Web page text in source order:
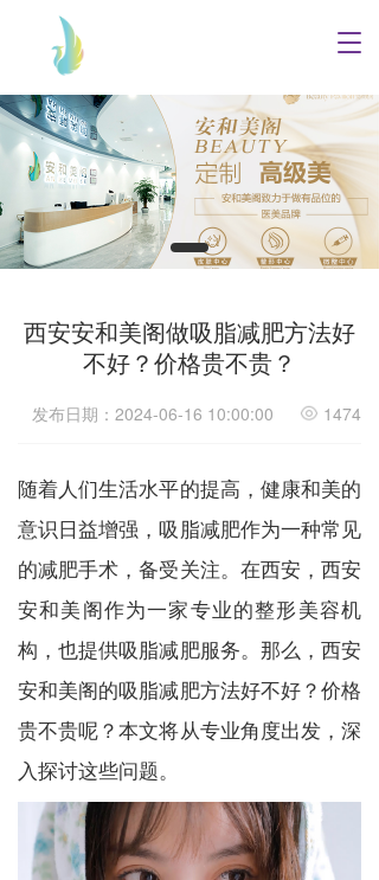
T
g
g
e
n
a
v
i
t
i
西安安和美阁做吸脂减肥方法好
不好？价格贵不贵？
发布日期：2024-06-16 10:00:00 1474
随着人们生活水平的提高，健康和美的
意识日益增强，吸脂减肥作为一种常见
的减肥手术，备受关注。在西安，西安
安和美阁作为一家专业的整形美容机
构，也提供吸脂减肥服务。那么，西安
安和美阁的吸脂减肥方法好不好？价格
贵不贵呢？本文将从专业角度出发，深
入探讨这些问题。